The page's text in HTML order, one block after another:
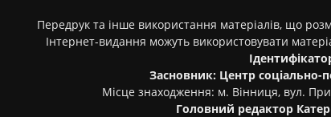
Передрук та інше використання матеріалів, що
Інтернет-видання можуть використовувати
Засновник: Центр соціально-
Місце знаходження: м. Вінниця, вул.
Головний редактор